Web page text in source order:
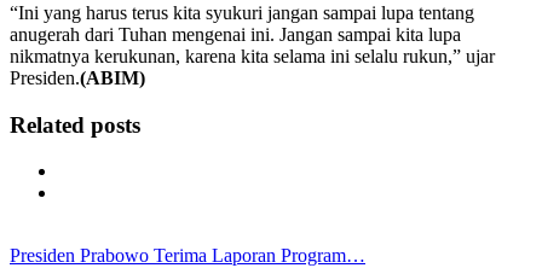
“Ini yang harus terus kita syukuri jangan sampai lupa tentang
anugerah dari Tuhan mengenai ini. Jangan sampai kita lupa
nikmatnya kerukunan, karena kita selama ini selalu rukun,” ujar
Presiden.(ABIM)
Related posts
Presiden Prabowo Terima Laporan Program…